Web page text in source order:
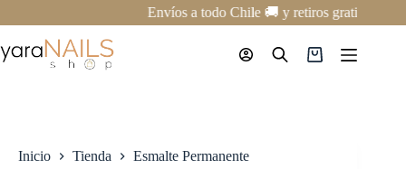
al
contenido
Envíos a todo Chile 🚚 y retiros gratis en
Carro
Inicio Tienda Esmalte Permanente